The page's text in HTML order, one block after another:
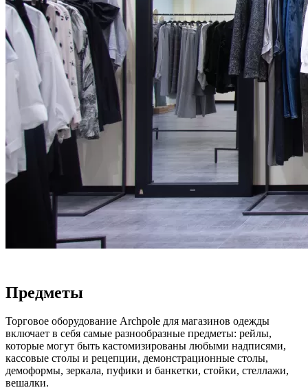
Предметы
Торговое оборудование Archpole для магазинов одежды
включает в себя самые разнообразные предметы: рейлы,
которые могут быть кастомизированы любыми надписями,
кассовые столы и рецепции, демонстрационные столы,
демоформы, зеркала, пуфики и банкетки, стойки, стеллажи,
вешалки.